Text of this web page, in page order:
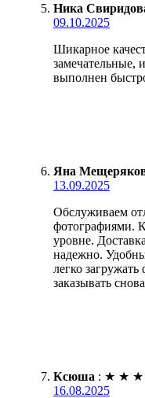
Ника
09.10.2025
Шикарное
замечательные,
выполнен
Яна
13.09.2025
Обслуживаем
фотографиями.
уровне.
надежно.
легко
заказывать
Ксюша : ★ ★ ★
16.08.2025